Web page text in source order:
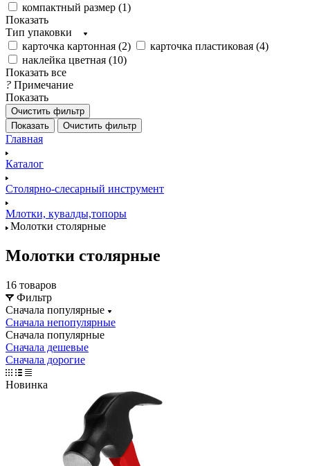
компактный размер (1)
Показать
Тип упаковки
карточка картонная (2) карточка пластиковая (4)
наклейка цветная (10)
Показать все
? Примечание
Показать
Очистить фильтр
Показать
Очистить фильтр
Главная
Каталог
Столярно-слесарный инструмент
Млотки, кувалды,топоры
Молотки столярные
Молотки столярные
16 товаров
Фильтр
Сначала популярные
Сначала непопулярные
Сначала популярные
Сначала дешевые
Сначала дорогие
Новинка